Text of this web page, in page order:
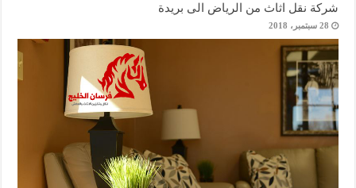
شركة نقل اثاث من الرياض الى بريدة
28 سبتمبر، 2018